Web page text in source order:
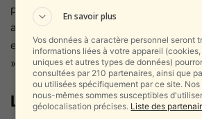
président-directeur du Louvre,
assuré que « toutes les pièces
expertisées et sécurisées dans des
».
Les zones d’ombre
En savoir plus
Vos données à caractère personnel seront
informations liées à votre appareil
uniques et autres types de données)
consultées par 210 partenaires, ainsi que
ou utilisées spécifiquement par ce site.
nous-mêmes sommes susceptibles
géolocalisation précises. Liste des